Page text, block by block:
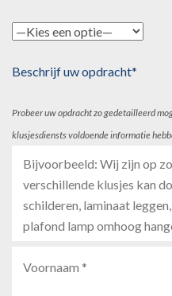
Beschrijf uw opdracht*
Probeer uw opdracht zo gedetailleerd
klusjesdiensts voldoende informatie